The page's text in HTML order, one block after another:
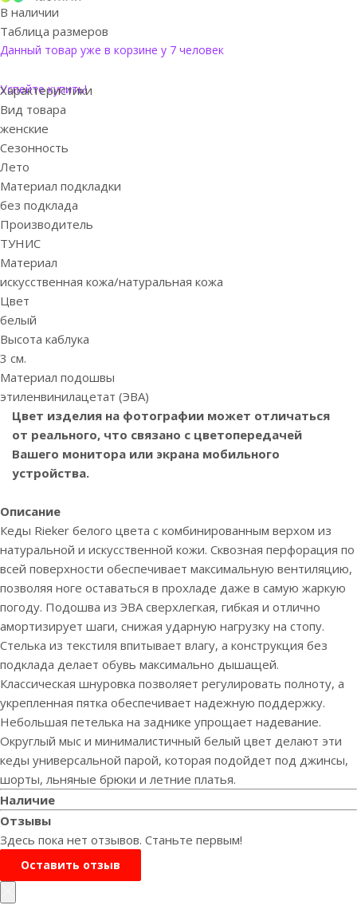
В наличии
Таблица размеров
Данный товар уже в корзине у 7 человек
Успейте купить!
Характеристики
Вид товара
женские
Сезонность
Лето
Материал подкладки
без подклада
Производитель
ТУНИС
Материал
искусственная кожа/натуральная кожа
Цвет
белый
Высота каблука
3 см.
Материал подошвы
этиленвинилацетат (ЭВА)
Цвет изделия на фотографии может отличаться
от реального, что связано с цветопередачей
Вашего монитора или экрана мобильного
устройства.
Описание
Кеды Rieker белого цвета с комбинированным верхом из
натуральной и искусственной кожи. Сквозная перфорация по
всей поверхности обеспечивает максимальную вентиляцию,
позволяя ноге оставаться в прохладе даже в самую жаркую
погоду. Подошва из ЭВА сверхлегкая, гибкая и отлично
амортизирует шаги, снижая ударную нагрузку на стопу.
Стелька из текстиля впитывает влагу, а конструкция без
подклада делает обувь максимально дышащей.
Классическая шнуровка позволяет регулировать полноту, а
укрепленная пятка обеспечивает надежную поддержку.
Небольшая петелька на заднике упрощает надевание.
Округлый мыс и минималистичный белый цвет делают эти
кеды универсальной парой, которая подойдет под джинсы,
шорты, льняные брюки и летние платья.
Наличие
Отзывы
Здесь пока нет отзывов. Станьте первым!
Оставить отзыв